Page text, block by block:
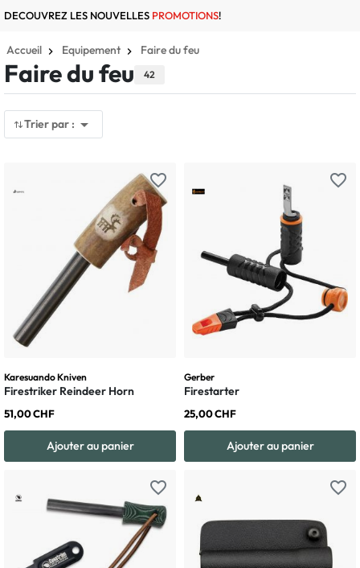
DECOUVREZ LES NOUVELLES PROMOTIONS!
Accueil Equipement Faire du feu
Faire du feu 42
Trier par : 
favorite_border
Karesuando Kniven
Firestriker Reindeer Horn
51,00 CHF
Ajouter au panier
favorite_border
Gerber
Firestarter
25,00 CHF
Ajouter au panier
favorite_border favorite_border